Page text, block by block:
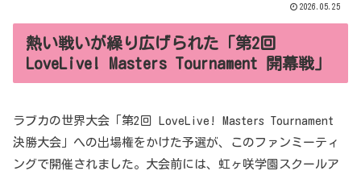
2026.05.25
熱い戦いが繰り広げられた「第2回
LoveLive! Masters Tournament 開幕戦」
ラブカの世界大会「第2回 LoveLive! Masters Tournament
決勝大会」への出場権をかけた予選が、このファンミーティ
ングで開催されました。大会前には、虹ヶ咲学園スクールア